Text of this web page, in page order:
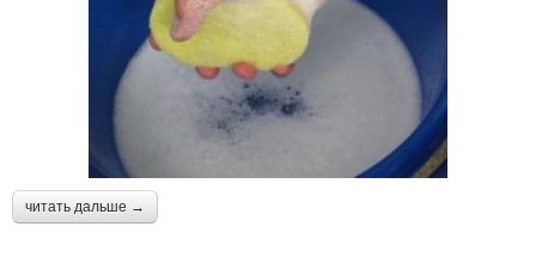
читать дальше →